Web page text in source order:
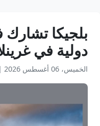
بلجيكا
دولية في
الخميس، 06 أغسطس 2026 |